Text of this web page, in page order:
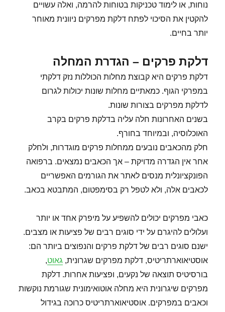
נוחות, או לימוד טכניקות בטוחות להרמה, ואלה עשויים
להקטין את הסיכוי לפתח דלקת מפרקים ניוונית מאוחר
יותר בחיים.
דלקת פרקים – הגדרת המחלה
דלקת פרקים היא קבוצת מחלות הכוללות נזק דלקתי
במפרקי הגוף. כמאתיים מחלות שונות יכולות לגרום
לדלקת מפרקים בצורות שונות.
בשנים האחרונות חלה עליה בדלקת פרקים בקרב
האוכלוסיה, ובמיוחד בחורף.
חלק מהכאבים נובעים ממחלות פרקים מוגדרות, ולחלק
אחר אין הגדרה מדויקת – אך הכאבים נמצאים. ברפואה
הפונקציונלית מנסים לאתר את הגורמים האפשריים
לכאבים אלה, ולא לטפל רק בסימפטום, המתבטא בכאב.
כאבי מפרקים יכולים להשפיע על מיפרק אחד או יותר
ועלולים להיגרם על ידי סוגים רבים של פציעות או מצבים.
ישנם סוגים רבים של דלקת פרקים והנפוצים ביותר הם:
אוסטיאוארתריטיס, דלקת מפרקים שגרונית, גאוט,
בורסיטיס תוצאה של נקעים, ופציעות אחרות. דלקת
מפרקים שיגרונית היא מחלה אוטואימונית שגורמת נוקשות
וכאבים במפרקים. אוסטיאוארתריטיס כרוכה בגידול